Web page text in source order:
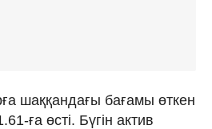
шаққандағы бағамы өткен
ға өсті. Бүгін актив